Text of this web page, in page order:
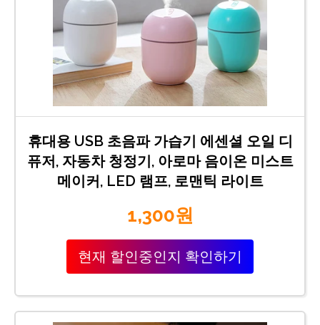
휴대용 USB 초음파 가습기 에센셜 오일 디
퓨저, 자동차 청정기, 아로마 음이온 미스트
메이커, LED 램프, 로맨틱 라이트
1,300원
현재 할인중인지 확인하기